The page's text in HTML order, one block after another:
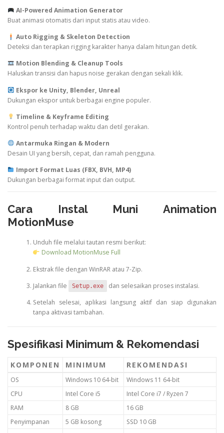
AI-Powered Animation Generator
Buat animasi otomatis dari input statis atau video.
Auto Rigging & Skeleton Detection
Deteksi dan terapkan rigging karakter hanya dalam hitungan detik.
Motion Blending & Cleanup Tools
Haluskan transisi dan hapus noise gerakan dengan sekali klik.
Ekspor ke Unity, Blender, Unreal
Dukungan ekspor untuk berbagai engine populer.
Timeline & Keyframe Editing
Kontrol penuh terhadap waktu dan detil gerakan.
Antarmuka Ringan & Modern
Desain UI yang bersih, cepat, dan ramah pengguna.
Import Format Luas (FBX, BVH, MP4)
Dukungan berbagai format input dan output.
Cara Instal MuniAnimation
MotionMuse
Unduh file melalui tautan resmi berikut:
Download MotionMuse Full
Ekstrakfile dengan WinRAR atau 7-Zip.
Jalankan file Setup.exe dan selesaikan proses instalasi.
Setelah selesai, aplikasi langsung aktif dan siap digunakan
tanpa aktivasi tambahan.
Spesifikasi Minimum & Rekomendasi
KOMPONEN MINIMUM REKOMENDASI
OS Windows 10 64-bit Windows 11 64-bit
CPU
Intel Core i5 Intel Core i7 /Ryzen 7
RAM
8 GB 16 GB
Penyimpanan
5 GB kosong SSD 10 GB